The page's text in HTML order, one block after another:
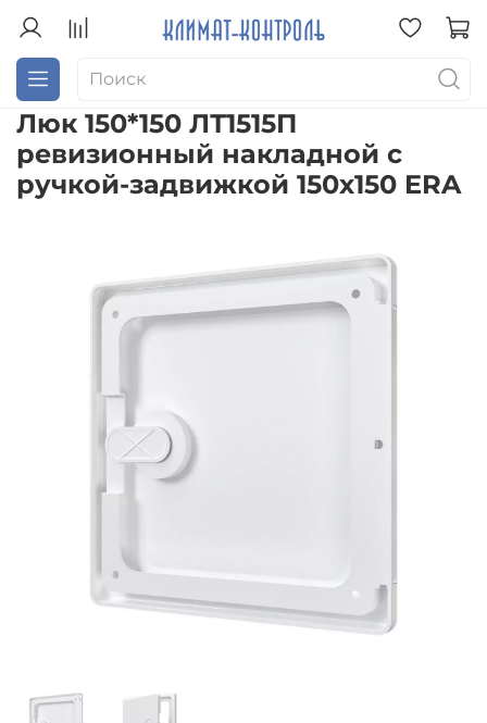
Люк 150*150 ЛТ1515П
ревизионный накладной с
ручкой-задвижкой 150х150 ERA